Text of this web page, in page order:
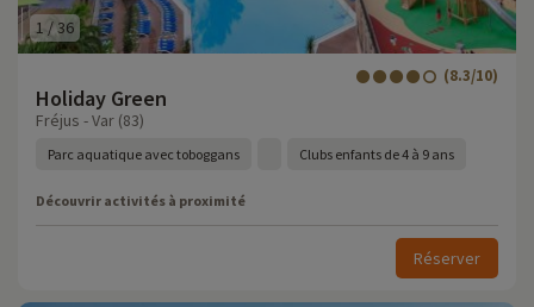
1 /36
Holiday Green
(8.3/10)
Fréjus - Var (83)
Parc aquatique avec toboggans Clubs enfants de 4 à 9 ans
Découvrir activités à proximité
Réserver